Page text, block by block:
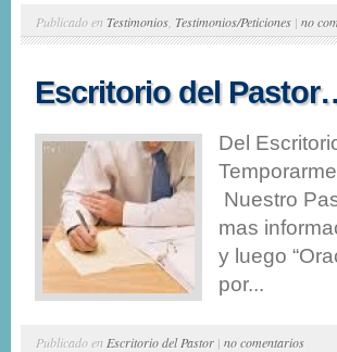
Publicado en Testimonios Testimonios/Peticiones | no
Escritorio del
Del
Nuestro
mas
y luego
por...
Publicado en Escritorio del Pastor | no comentarios